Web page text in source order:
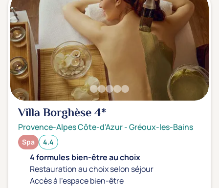
Villa Borghèse4*
Provence-Alpes Côte-d'Azur-Gréoux-les-Bains
Spa 4.4
4 formules bien-être au choix
Restauration au choix selon séjour
Accès à l'espace bien-être